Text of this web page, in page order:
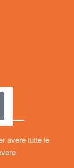
avere tutte le